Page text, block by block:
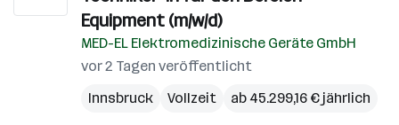
Equipment (m/w/d)
MED-EL Elektromedizinische Geräte GmbH
vor 2 Tagen veröffentlicht
Innsbruck
Vollzeit ab 45.299,16 € jährlich